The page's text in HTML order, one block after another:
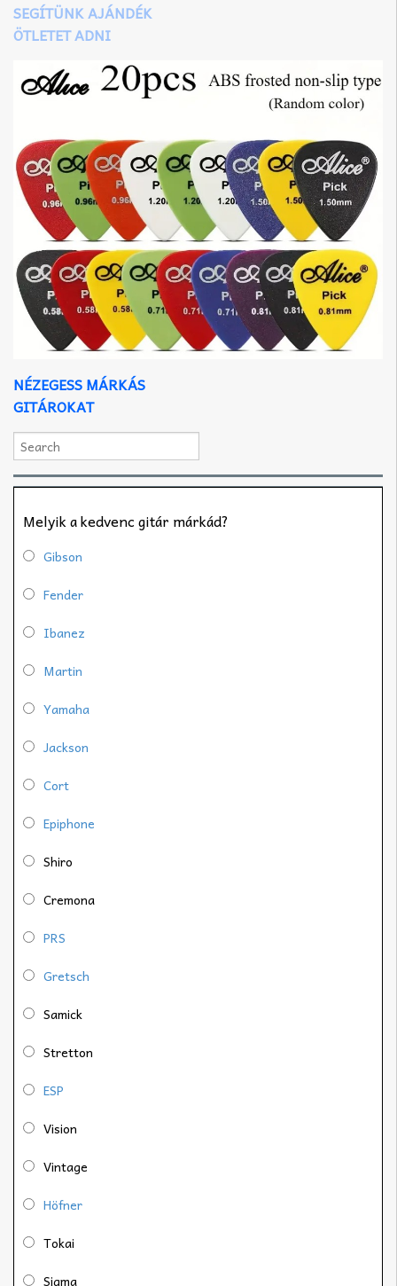
SEGÍTÜNK AJÁNDÉK
ÖTLETET ADNI
NÉZEGESS MÁRKÁS
GITÁROKAT
Melyik a kedvenc gitár márkád?
Gibson
Fender
Ibanez
Martin
Yamaha
Jackson
Cort
Epiphone
Shiro
Cremona
PRS
Gretsch
Samick
Stretton
ESP
Vision
Vintage
Höfner
Tokai
Sigma